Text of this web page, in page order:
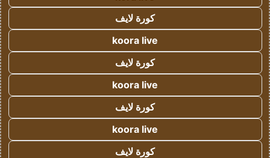
كورة لايف
koora live
كورة لايف
koora live
كورة لايف
koora live
كورة لايف